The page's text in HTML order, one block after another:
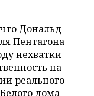
Дональд
Пентагона
нехватки
на
реального
дома